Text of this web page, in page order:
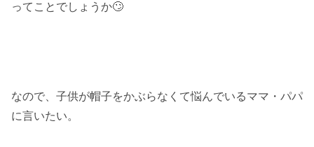
ってことでしょうか🙄
なので、子供が帽子をかぶらなくて悩んでいるママ・パパ
に言いたい。